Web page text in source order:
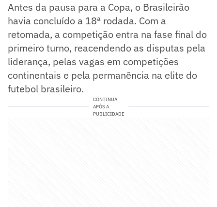
Antes da pausa para a Copa, o Brasileirão
havia concluído a 18ª rodada. Com a
retomada, a competição entra na fase final do
primeiro turno, reacendendo as disputas pela
liderança, pelas vagas em competições
continentais e pela permanência na elite do
futebol brasileiro.
CONTINUA
APÓS A
PUBLICIDADE